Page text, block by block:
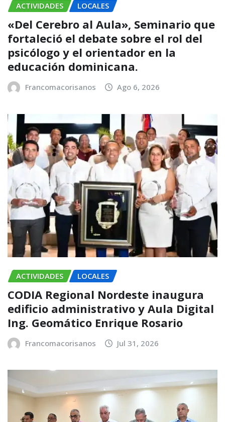
ACTIVIDADES LOCALES
«Del Cerebro al Aula», Seminario que
fortaleció el debate sobre el rol del
psicólogo y el orientador en la
educación dominicana.
Francomacorisanos Ago 6, 2026
ACTIVIDADES LOCALES
CODIA Regional Nordeste inaugura
edificio administrativo y Aula Digital
Ing. Geomático Enrique Rosario
Francomacorisanos Jul 31, 2026